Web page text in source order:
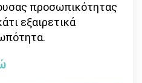
προσωπικότητας
εξαιρετικά